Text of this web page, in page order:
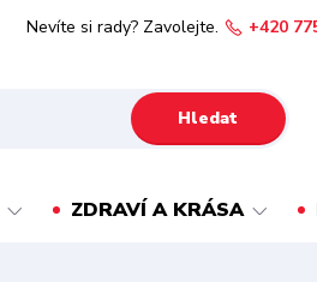
Hledat
Nevíte si rady? Zavolejte. +420
ZDRAVÍ A KRÁSA